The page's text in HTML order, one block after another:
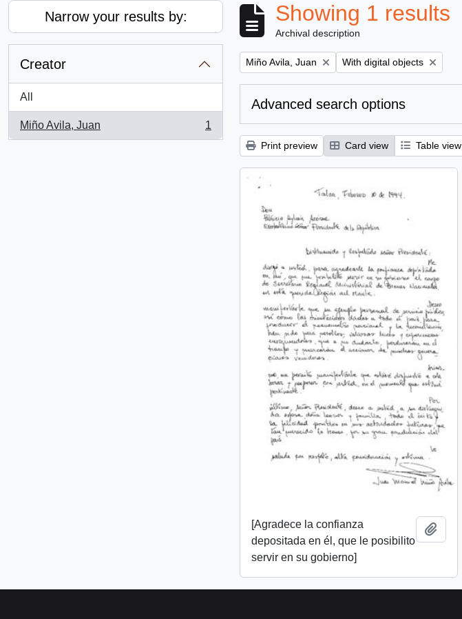
Narrow your results by:
Creator
All
Miño Avila, Juan
, 1 results
1
Showing 1 results
Archival description
Remove filter:
Miño Avila, Juan Remove filter:
With digital objects
Advanced search options
Print preview Card view Table view
[Agradece la confianza
depositada en él, que le posibilito
servir en su gobierno]